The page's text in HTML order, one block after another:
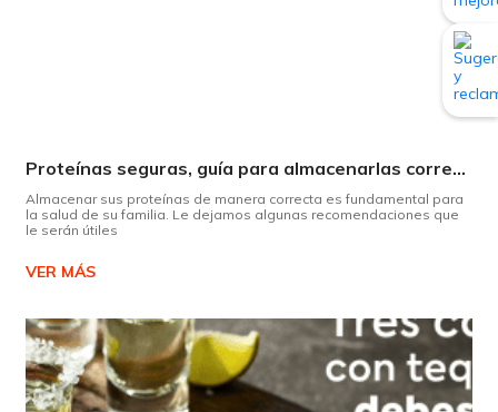
Proteínas seguras, guía para almacenarlas correctamente Copiar
Almacenar sus proteínas de manera correcta es fundamental para
la salud de su familia. Le dejamos algunas recomendaciones que
le serán útiles
VER MÁS